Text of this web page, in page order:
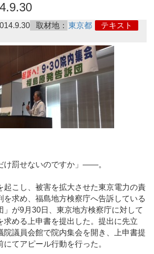
取材地： 東京都
テキスト
け罰せないのですか」――。
こし、被害を拡大させた東京電力の責
を求め、福島地方検察庁へ告訴している
」が9月30日、東京地方検察庁に対して
求める上申書を提出した。提出に先立
院議員会館で院内集会を開き、上申書提
てアピール行動を行った。